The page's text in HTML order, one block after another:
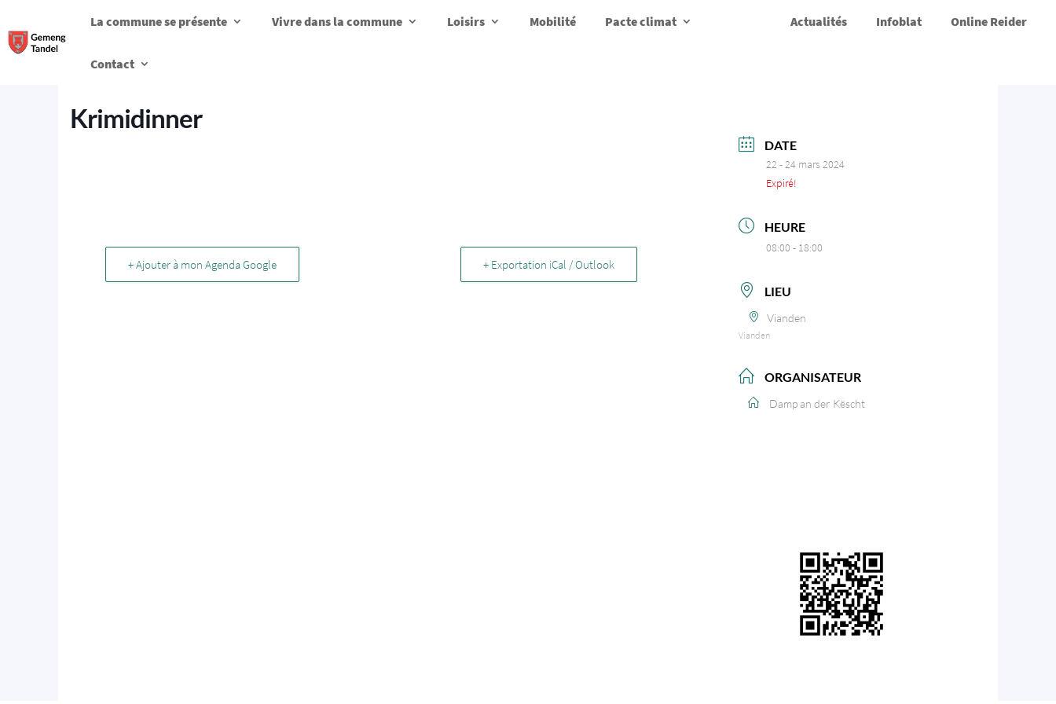
La commune se présente Vivre dans la commune Loisirs Mobilité Pacte climat Actualités Infoblat Online Reider
Contact
Krimidinner
+ Ajouter à mon Agenda Google + Exportation iCal / Outlook
DATE
22 - 24 mars 2024
Expiré!
HEURE
08:00 - 18:00
LIEU
Vianden
Vianden
ORGANISATEUR
Damp an der Këscht